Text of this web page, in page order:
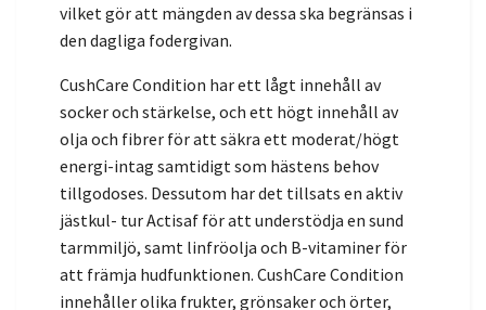
vilket gör att mängden av dessa ska begränsas i
den dagliga fodergivan.
CushCare Condition har ett lågt innehåll av
socker och stärkelse, och ett högt innehåll av
olja och fibrer för att säkra ett moderat/högt
energi-intag samtidigt som hästens behov
tillgodoses. Dessutom har det tillsats en aktiv
jästkul- tur Actisaf för att understödja en sund
tarmmiljö, samt linfröolja och B-vitaminer för
att främja hudfunktionen. CushCare Condition
innehåller olika frukter, grönsaker och örter,